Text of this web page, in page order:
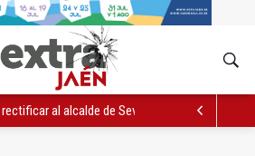
rectificar al alcalde de Sevilla por